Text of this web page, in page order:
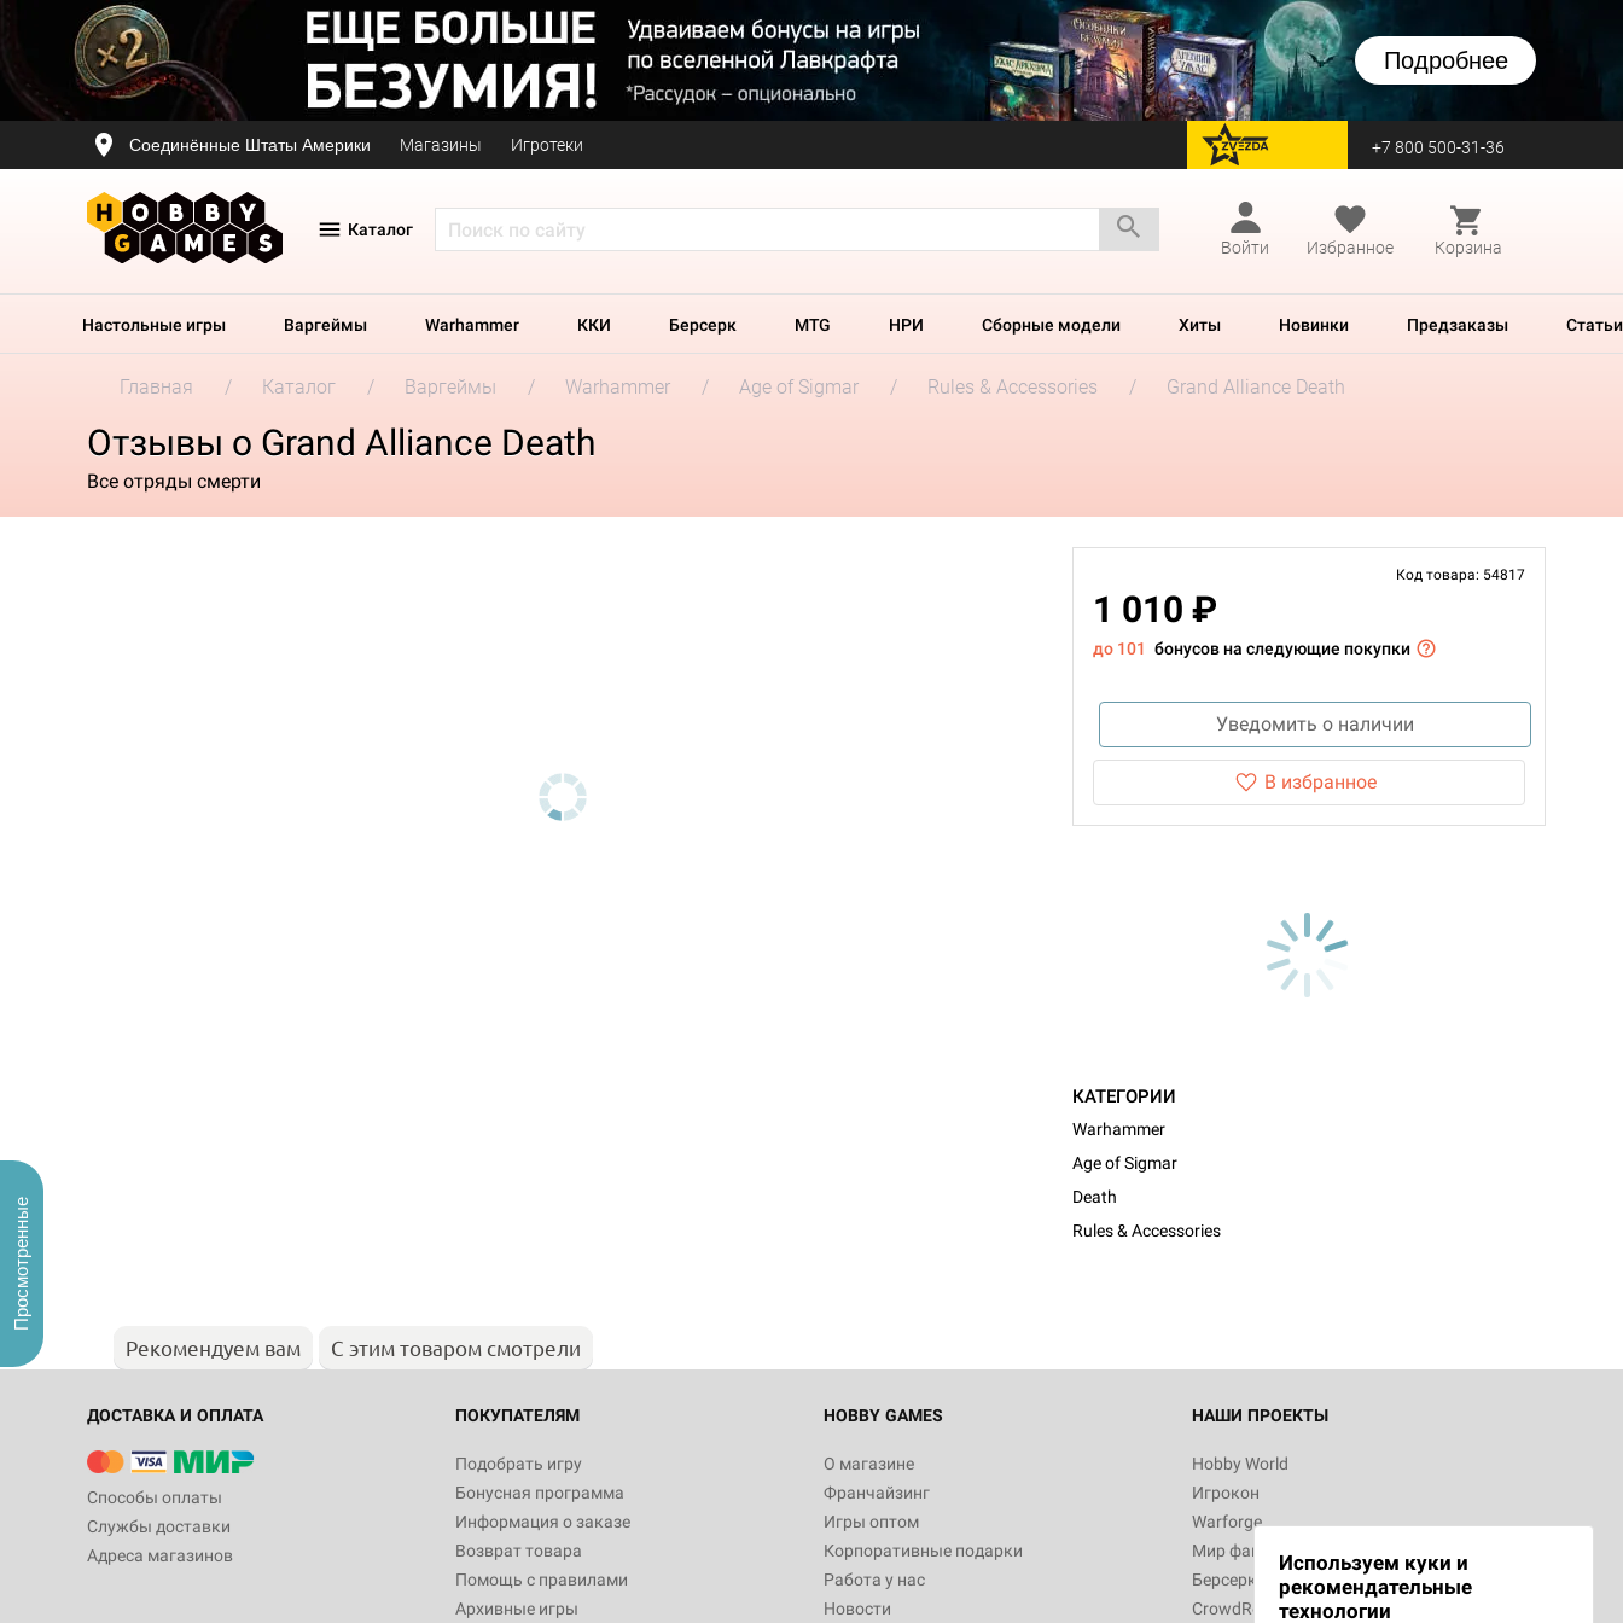
Подробнее
Соединённые Штаты Америки Магазины Игротеки перейти на Zvezda +7 800 500-31-36
Каталог
Войти
Избранное Корзина
Настольные игры Варгеймы Warhammer ККИ Берсерк MTG НРИ Сборные модели Хиты Новинки Предзаказы Статьи
Главная Каталог Варгеймы Warhammer Age of Sigmar Rules & Accessories Grand Alliance Death
Отзывы о Grand Alliance Death
Все отряды смерти
Код товара: 54817
1 010 ₽
до 101 бонусов на следующие покупки
Уведомить о наличии
В избранное
КАТЕГОРИИ
Warhammer
Age of Sigmar
Death
Rules & Accessories
Рекомендуем вам С этим товаром смотрели
ДОСТАВКА И ОПЛАТА
Способы оплаты
Службы доставки
Адреса магазинов
ПОКУПАТЕЛЯМ
Подобрать игру
Бонусная программа
Информация о заказе
Возврат товара
Помощь с правилами
Архивные игры
HOBBY GAMES
О магазине
Франчайзинг
Игры оптом
Корпоративные подарки
Работа у нас
Новости
НАШИ ПРОЕКТЫ
Hobby World
Игрокон
Warforge
Мир фантастики
Берсерк
CrowdRepublic
Используем куки и
рекомендательные
технологии
Просмотренные
Настольная игра Hobby World Монстры
Белая смерть
12 990
Настольная игра Hobby World Берсерк.
3 490